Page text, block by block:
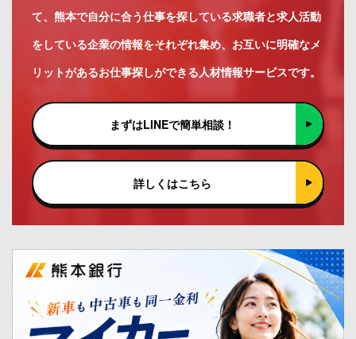
て、熊本で自分に合う仕事を探している求職者と求人活動
をしている企業の情報をそれぞれ集め、お互いに明確なメ
リットがあるお仕事探しができる人材情報サービスです。
まずはLINEで簡単相談！
詳しくはこちら